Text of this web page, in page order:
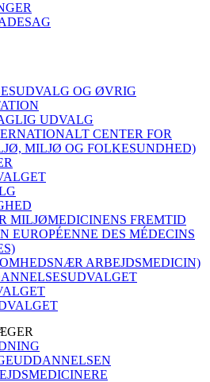
OG ØVRIG
UDVALG
CENTER FOR
MILJØ OG FOLKESUNDHED)
MILJØMEDICINENS FREMTID
EUROPÉENNE DES MÉDECINS
ARBEJDSMEDICIN)